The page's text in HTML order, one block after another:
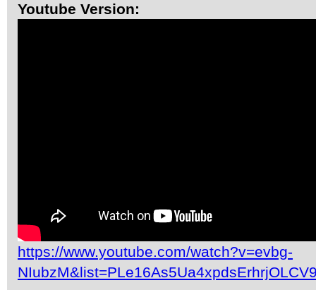
Youtube Version:
https://www.youtube.com/watch?v=evbg-